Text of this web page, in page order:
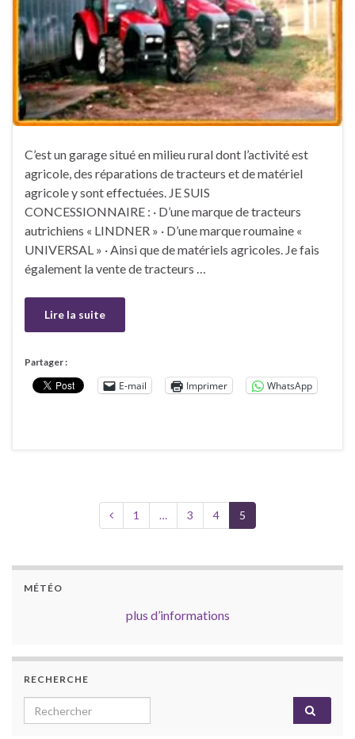
C’est un garage situé en milieu rural dont l’activité est
agricole, des réparations de tracteurs et de matériel
agricole y sont effectuées. JE SUIS
CONCESSIONNAIRE : · D’une marque de tracteurs
autrichiens « LINDNER » · D’une marque roumaine «
UNIVERSAL » · Ainsi que de matériels agricoles. Je fais
également la vente de tracteurs …
Lire la suite
Partager :
E-mail Imprimer WhatsApp
1 … 3 4 5
MÉTÉO
plus d’informations
RECHERCHE
Search for: